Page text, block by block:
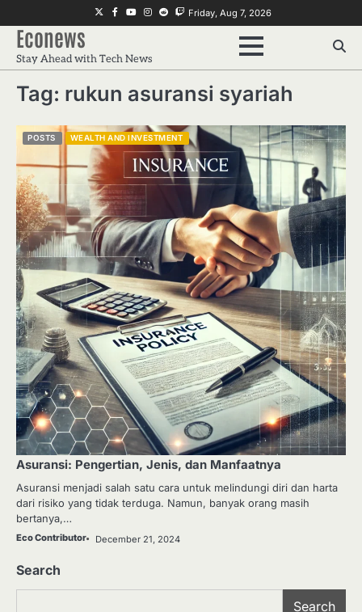
to
content
Twitter
Facebook
YoutubeInstagram
RedditTwitch
Friday, Aug 7, 2026
Econews
Stay Ahead with Tech News
Tag: rukun asuransi syariah
POSTS WEALTH AND INVESTMENT
Asuransi: Pengertian, Jenis, dan Manfaatnya
Asuransi menjadi salah satu cara untuk melindungi diri dan harta
dari risiko yang tidak terduga. Namun, banyak orang masih
bertanya,…
Eco Contributor December 21, 2024
Search
Search